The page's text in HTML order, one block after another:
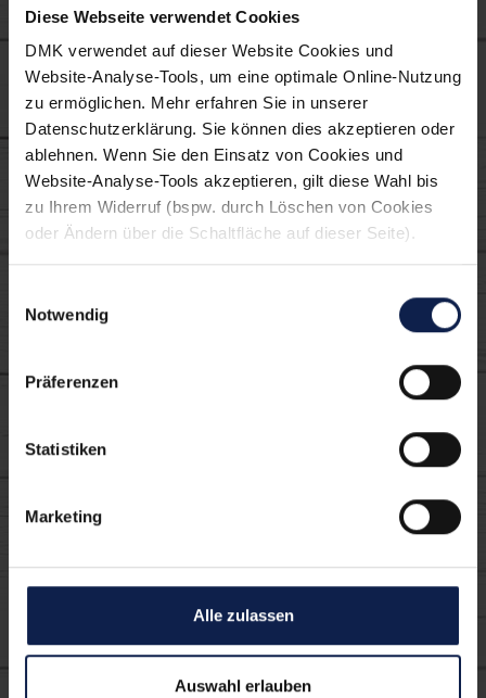
Diese Webseite verwendet Cookies
DMK verwendet auf dieser Website Cookies und
Website-Analyse-Tools, um eine optimale Online-Nutzung
zu ermöglichen. Mehr erfahren Sie in unserer
Datenschutzerklärung. Sie können dies akzeptieren oder
ablehnen. Wenn Sie den Einsatz von Cookies und
Website-Analyse-Tools akzeptieren, gilt diese Wahl bis
zu Ihrem Widerruf (bspw. durch Löschen von Cookies
oder Ändern über die Schaltfläche auf dieser Seite).
Notwendig
Präferenzen
Statistiken
Marketing
Alle zulassen
Auswahl erlauben
Käse überbacken Snacks Geburtstag
Verwendete MILRAM
Produkte: